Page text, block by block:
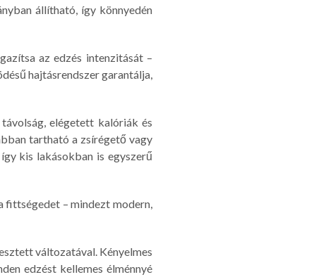
állítható, így könnyedén
az edzés intenzitását –
hajtásrendszer garantálja,
elégetett kalóriák és
tartható a zsírégető vagy
kis lakásokban is egyszerű
fittségedet – mindezt modern,
változatával. Kényelmes
edzést kellemes élménnyé